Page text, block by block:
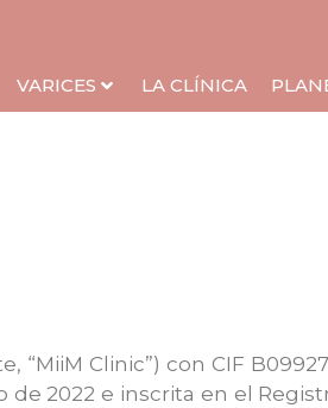
VARICES LA CLÍNICA
“MiiM Clinic”) con CIF
de 2022 e inscrita en el